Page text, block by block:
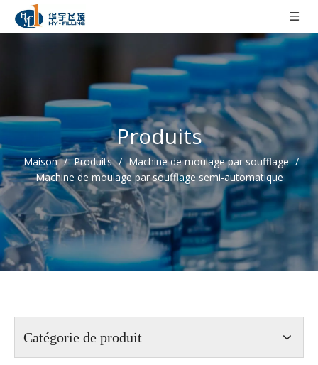
Produits
Maison / Produits / Machine de moulage par soufflage /
Machine de moulage par soufflage semi-automatique
Catégorie de produit